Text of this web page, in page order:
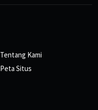
Tentang Kami
Peta Situs